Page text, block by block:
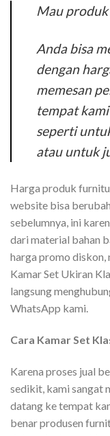
Mau produk
Anda bisa
dengan
memesan
tempat
seperti
atau untuk
Harga produk
website bisa
sebelumnya, ini
dari material bahan
harga promo diskon,
Kamar Set Ukiran
langsung
WhatsApp kami.
Cara Kamar Set
Karena proses jual
sedikit, kami sangat
datang ke tempat
benar produsen